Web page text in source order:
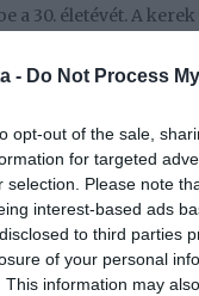
- Do Not Process
opt-out of the sale,
for targeted
selection. Please note
interest-based ads
to third parties
of your personal
This information may
a 30. életévét. A
kicsit nehezen
már máshol
tiszta lappal kezd.
folytatta:
célorientált,
nem lett saját
legyen a második